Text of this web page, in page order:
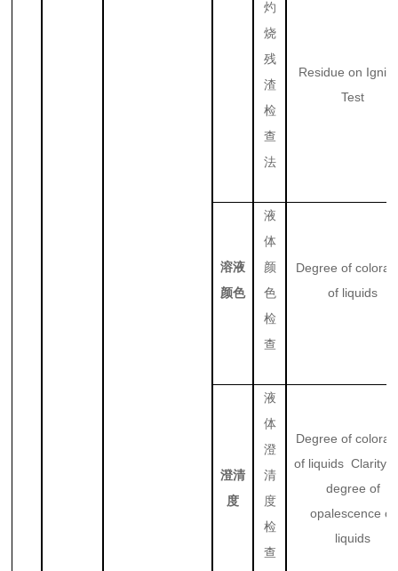
灼
烧
残
渣
检
查
法
Residue on
Test
溶液
颜色
液
体
颜
色
检
查
Degree of
of liquids
澄清
度
液
体
澄
清
度
检
查
Degree of
of liquids Clarity
degree of
opalescence of
liquids